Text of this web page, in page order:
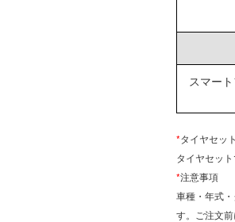
スマー
*タイヤセッ
タイヤセッ
*注意事項
車種・年式
す。ご注文